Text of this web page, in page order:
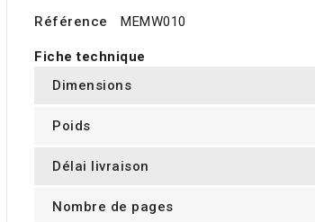
Référence
MEMW010
Fiche technique
Dimensions
Poids
Délai livraison
Nombre de pages